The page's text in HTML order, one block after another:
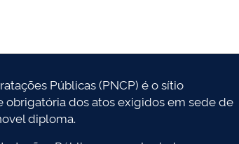
Públicas (PNCP) é o sítio
dos atos exigidos em sede de
diploma.